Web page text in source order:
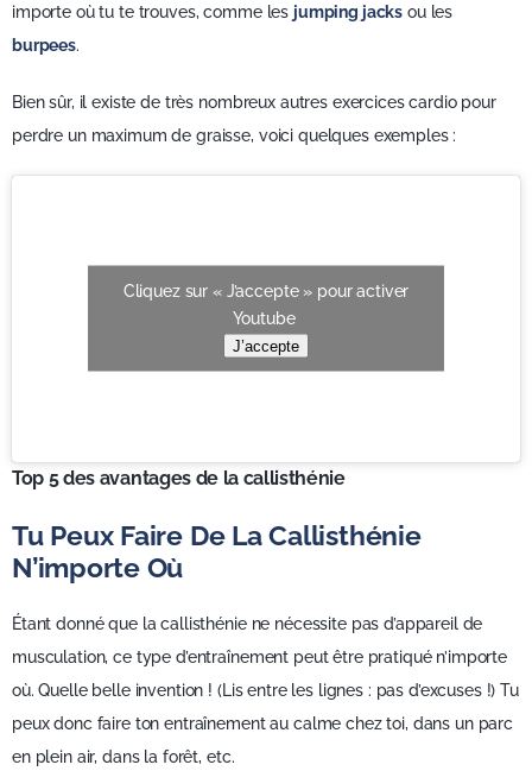
importe où tu te trouves, comme les jumping jacks ou les
burpees.
Bien sûr, il existe de très nombreux autres exercices cardio pour
perdre un maximum de graisse, voici quelques exemples :
Cliquez sur « J’accepte » pour activer
Youtube
J’accepte
Top 5 des avantages de la callisthénie
Tu Peux Faire De La Callisthénie
N’importe Où
Étant donné que la callisthénie ne nécessite pas d’appareil de
musculation, ce type d’entraînement peut être pratiqué n’importe
où. Quelle belle invention ! (Lis entre les lignes : pas d’excuses !) Tu
peux donc faire ton entraînement au calme chez toi, dans un parc
en plein air, dans la forêt, etc.